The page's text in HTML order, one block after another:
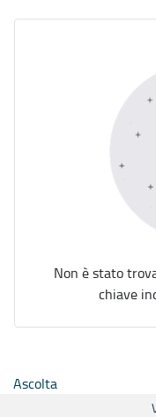
Non è stato
chiave
Ascolta